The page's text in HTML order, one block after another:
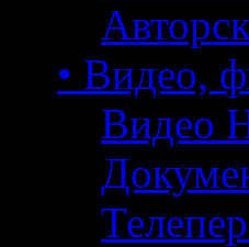
• Видео,
Видео